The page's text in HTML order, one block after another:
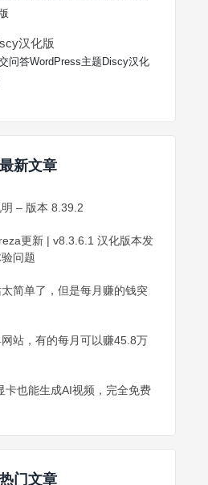
汉化版
问答WordPress主题Discy汉化
最新文章
– 版本 8.39.2
更新 | v8.3.6.1 汉化版本发
问题
简单了，但是每月赚的钱突
站，有的每月可以赚45.8万
卡也能生成AI视频，完全免费
热门文章